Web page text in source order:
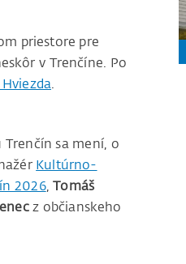
priestore pre
v Trenčíne. Po
.
Trenčín sa mení, o
Kultúrno-
2026,Tomáš
z občianskeho